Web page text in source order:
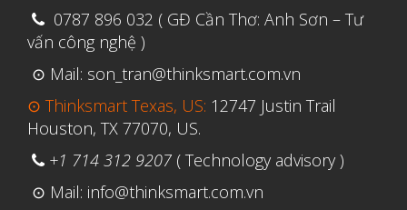
0787 896 032 ( GĐ Cần Thơ: Anh Sơn – Tư
vấn công nghệ )
⊙ Mail: son_tran@thinksmart.com.vn
⊙ Thinksmart Texas, US: 12747 Justin Trail
Houston, TX 77070, US.
+1 714 312 9207 ( Technology advisory )
⊙ Mail: info@thinksmart.com.vn